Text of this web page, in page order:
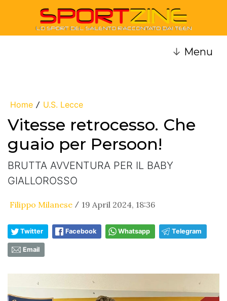
↓ Menu
Home / U.S. Lecce
Vitesse retrocesso. Che
guaio per Persoon!
BRUTTA AVVENTURA PER IL BABY
GIALLOROSSO
Filippo Milanese / 19 April 2024, 18:36
Twitter Facebook Whatsapp Telegram
Email